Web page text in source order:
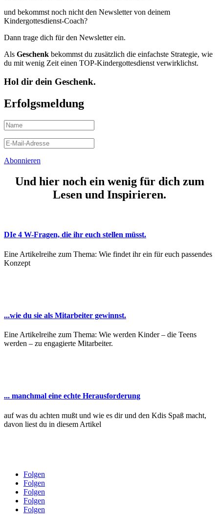
und bekommst noch nicht den Newsletter von deinem
Kindergottesdienst-Coach?
Dann trage dich für den Newsletter ein.
Als Geschenk bekommst du zusätzlich die einfachste Strategie, wie
du mit wenig Zeit einen TOP-Kindergottesdienst verwirklichst.
Hol dir dein Geschenk.
Erfolgsmeldung
Abonnieren
Und hier noch ein wenig für dich zum
Lesen und Inspirieren.
DIe 4 W-Fragen, die ihr euch stellen müsst.
Eine Artikelreihe zum Thema: Wie findet ihr ein für euch passendes
Konzept
...wie du sie als Mitarbeiter gewinnst.
Eine Artikelreihe zum Thema: Wie werden Kinder – die Teens
werden – zu engagierte Mitarbeiter.
... manchmal eine echte Herausforderung
auf was du achten mußt und wie es dir und den Kdis Spaß macht,
davon liest du in diesem Artikel
Folgen
Folgen
Folgen
Folgen
Folgen